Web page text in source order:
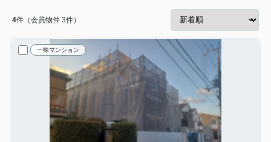
4件（会員物件 3件）
一棟マンション